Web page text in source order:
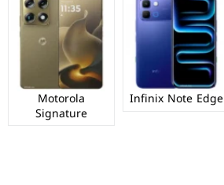
Infinix Note Edge
Motorola
Signature